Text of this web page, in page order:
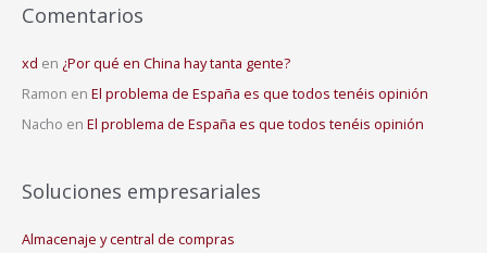
Comentarios
xd en ¿Por qué en China hay tanta gente?
Ramon en El problema de España es que todos tenéis opinión
Nacho en El problema de España es que todos tenéis opinión
Soluciones empresariales
Almacenaje y central de compras